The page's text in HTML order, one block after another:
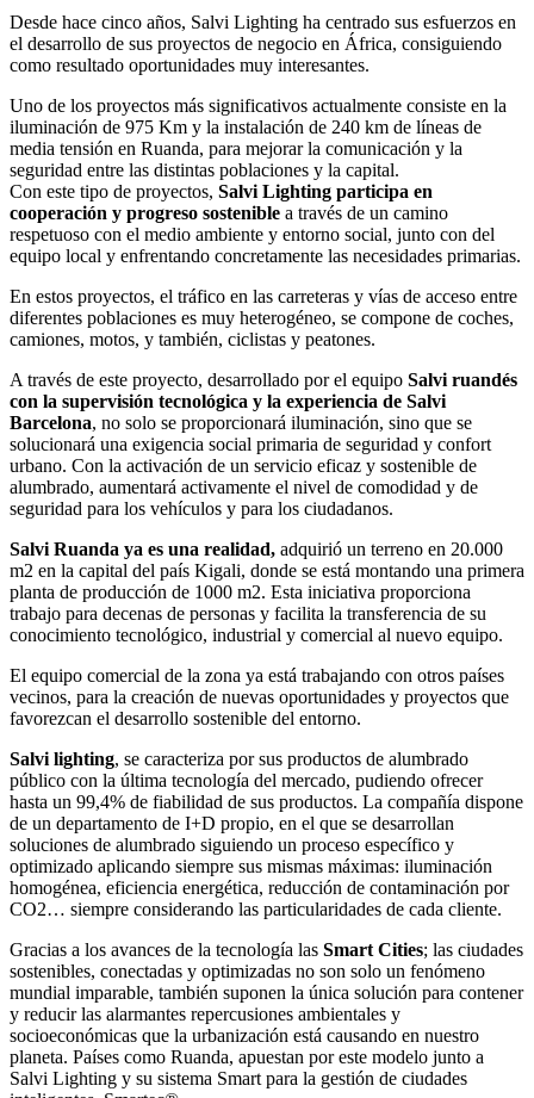
Desde hace cinco años, Salvi Lighting ha centrado sus esfuerzos en
el desarrollo de sus proyectos de negocio en África, consiguiendo
como resultado oportunidades muy interesantes.
Uno de los proyectos más significativos actualmente consiste en la
iluminación de 975 Km y la instalación de 240 km de líneas de
media tensión en Ruanda, para mejorar la comunicación y la
seguridad entre las distintas poblaciones y la capital.
Con este tipo de proyectos, Salvi Lighting participa en
cooperación y progreso sostenible a través de un camino
respetuoso con el medio ambiente y entorno social, junto con del
equipo local y enfrentando concretamente las necesidades primarias.
En estos proyectos, el tráfico en las carreteras y vías de acceso entre
diferentes poblaciones es muy heterogéneo, se compone de coches,
camiones, motos, y también, ciclistas y peatones.
A través de este proyecto, desarrollado por el equipo Salvi ruandés
con la supervisión tecnológica y la experiencia de Salvi
Barcelona, no solo se proporcionará iluminación, sino que se
solucionará una exigencia social primaria de seguridad y confort
urbano. Con la activación de un servicio eficaz y sostenible de
alumbrado, aumentará activamente el nivel de comodidad y de
seguridad para los vehículos y para los ciudadanos.
Salvi Ruanda ya es una realidad, adquirió un terreno en 20.000
m2 en la capital del país Kigali, donde se está montando una primera
planta de producción de 1000 m2. Esta iniciativa proporciona
trabajo para decenas de personas y facilita la transferencia de su
conocimiento tecnológico, industrial y comercial al nuevo equipo.
El equipo comercial de la zona ya está trabajando con otros países
vecinos, para la creación de nuevas oportunidades y proyectos que
favorezcan el desarrollo sostenible del entorno.
Salvi lighting, se caracteriza por sus productos de alumbrado
público con la última tecnología del mercado, pudiendo ofrecer
hasta un 99,4% de fiabilidad de sus productos. La compañía dispone
de un departamento de I+D propio, en el que se desarrollan
soluciones de alumbrado siguiendo un proceso específico y
optimizado aplicando siempre sus mismas máximas: iluminación
homogénea, eficiencia energética, reducción de contaminación por
CO2… siempre considerando las particularidades de cada cliente.
Gracias a los avances de la tecnología las Smart Cities; las ciudades
sostenibles, conectadas y optimizadas no son solo un fenómeno
mundial imparable, también suponen la única solución para contener
y reducir las alarmantes repercusiones ambientales y
socioeconómicas que la urbanización está causando en nuestro
planeta. Países como Ruanda, apuestan por este modelo junto a
Salvi Lighting y su sistema Smart para la gestión de ciudades